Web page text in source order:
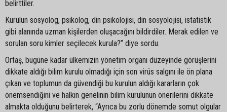
belirttiler.
Kurulun sosyolog, psikolog, din psikolojisi, din sosyolojisi, istatistik
gibi alanında uzman kişilerden oluşacağını bildirdiler. Merak edilen ve
sorulan soru kimler seçilecek kurula?” diye sordu.
Ortaş, bugüne kadar ülkemizin yönetim organı düzeyinde görüşlerini
dikkate aldığı bilim kurulu olmadığı için son virüs salgını ile ön plana
çıkan ve toplumun da güvendiği bu kurulun aldığı kararların çok
önemsendiğini ve halkın genelinin bilim kurulunun önerilerini dikkate
almakta olduğunu belirterek, “Ayrıca bu zorlu dönemde somut olgular